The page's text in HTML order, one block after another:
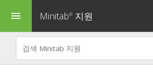
menu Minitab® 지원